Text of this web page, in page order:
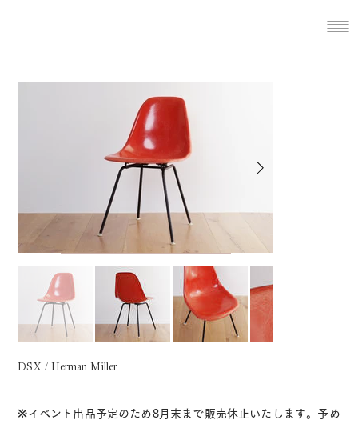
DSX / Herman Miller
※イベント出品予定のため8月末まで販売休止いたします。予め